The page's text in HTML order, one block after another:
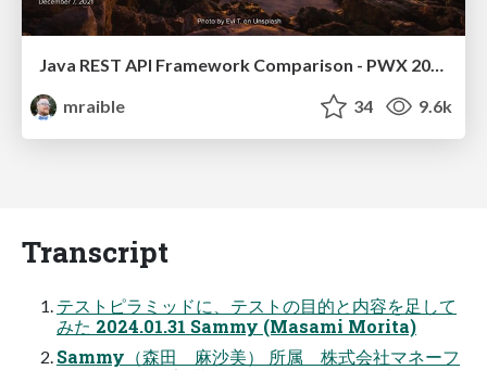
mraible
34 9.6k
Transcript
テストピラミッドに、テストの目的と内容を足して
みた 2024.01.31 Sammy (Masami Morita)
Sammy（森田 麻沙美） 所属 株式会社マネーフ